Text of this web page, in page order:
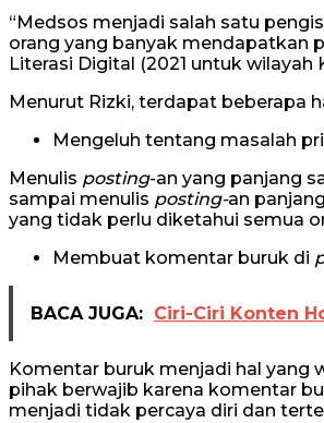
“Medsos menjadi salah satu
orang yang banyak mendapatkan
Literasi Digital (2021 untuk wilayah
Menurut Rizki, terdapat beberapa
Mengeluh tentang masalah
Menulis posting-an yang panjang
sampai menulis posting-an
yang tidak perlu diketahui semua
Membuat komentar buruk di
BACA JUGA: Ciri-Ciri Konten
Komentar buruk menjadi hal yang
pihak berwajib karena komentar
menjadi tidak percaya diri dan